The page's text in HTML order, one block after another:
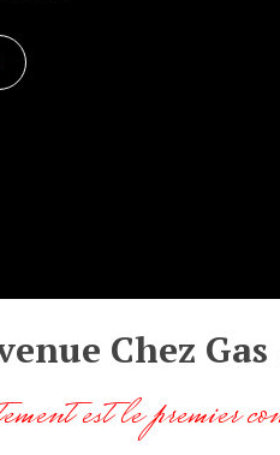
Chez
est le premier